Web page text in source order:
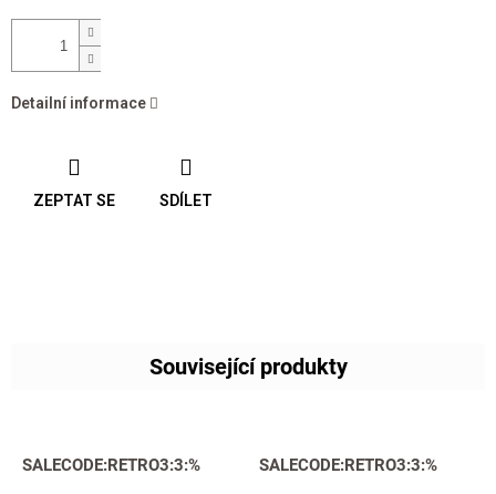
Detailní informace
ZEPTAT SE SDÍLET
Související produkty
SALECODE:RETRO3:3:% SALECODE:RETRO3:3:%